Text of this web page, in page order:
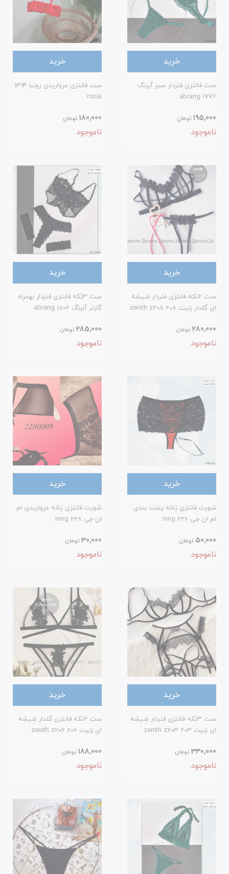
خرید
ست فانتزی فنردار سبز آبرنگ
1776 abrang
195,000 تومان
ناموجود
خرید
ست فانتزی مرواریدی رونیا 1314
ronia
180,000 تومان
ناموجود
خرید
ست 2تکه فانتزی فنردار شیشه
ای گلدار زنیت 208 zenith z208
280,000 تومان
ناموجود
خرید
ست 3تکه فانتزی فنردار بهمراه
گارتر آبرنگ 1806 abrang
285,000 تومان
ناموجود
خرید
شورت فانتزی زنانه پشت بندی
ام ان جی 226 mng
50,000 تومان
ناموجود
خرید
شورت فانتزی زنانه مرواریدی ام
ان جی 228 mng
30,000 تومان
ناموجود
خرید
ست 3تکه فانتزی فنردار شیشه
ای زنیت 203 zenith z203
330,000 تومان
ناموجود
خرید
ست 2تکه فانتزی گلدار شیشه
ای زنیت 206 zenith z206
188,000 تومان
ناموجود